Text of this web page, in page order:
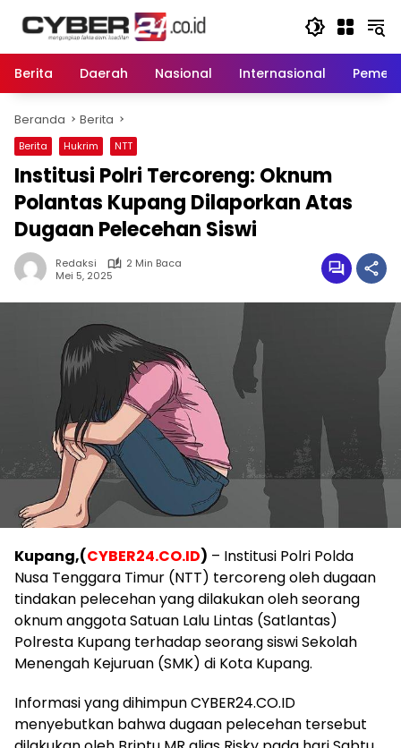
Berita
Daerah Nasional Internasional
Beranda Berita
Berita Hukrim NTT
Institusi Polri Tercoreng: Oknum
Polantas Kupang Dilaporkan Atas
Dugaan Pelecehan Siswi
Redaksi
2 Min Baca
Mei 5, 2025
Kupang,(CYBER24.CO.ID) – Institusi Polri Polda
Nusa Tenggara Timur (NTT) tercoreng oleh dugaan
tindakan pelecehan yang dilakukan oleh seorang
oknum anggota Satuan Lalu Lintas (Satlantas)
Polresta Kupang terhadap seorang siswi Sekolah
Menengah Kejuruan (SMK) di Kota Kupang.
Informasi yang dihimpun CYBER24.CO.ID
menyebutkan bahwa dugaan pelecehan tersebut